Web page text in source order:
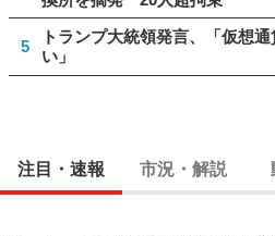
5
トランプ大統領発言、「仮想
い」
注目・速報 市況・解説